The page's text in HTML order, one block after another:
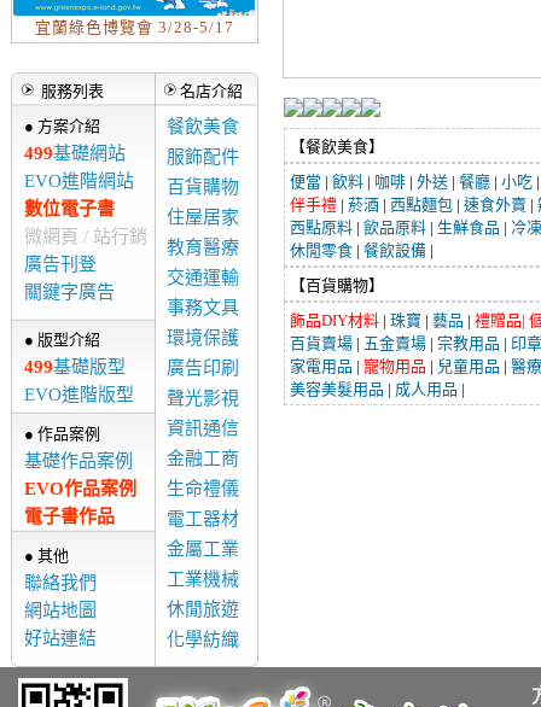
宜蘭綠色博覽會 3/28-5/17
服務列表
名店介紹
● 方案介紹
499基礎網站
EVO進階網站
數位電子書
微網頁 / 站行銷
廣告刊登
關鍵字廣告
餐飲美食
服飾配件
百貨購物
住屋居家
教育醫療
交通運輸
事務文具
環境保護
廣告印刷
聲光影視
資訊通信
金融工商
生命禮儀
電工器材
金屬工業
工業機械
休閒旅遊
化學紡織
● 版型介紹
499基礎版型
EVO進階版型
● 作品案例
基礎作品案例
EVO作品案例
電子書作品
● 其他
聯絡我們
網站地圖
好站連結
【餐飲美食】
便當 | 飲料 | 咖啡 | 外送 | 餐廳 | 小吃
伴手禮 | 菸酒 | 西點麵包 | 速食外賣 |
西點原料 | 飲品原料 | 生鮮食品 | 冷
休閒零食 | 餐飲設備 |
【百貨購物】
飾品DIY材料 | 珠寶 | 藝品 | 禮贈品|
百貨賣場 | 五金賣場 | 宗教用品 | 印
家電用品 | 寵物用品 | 兒童用品 | 醫
美容美髮用品 | 成人用品 |